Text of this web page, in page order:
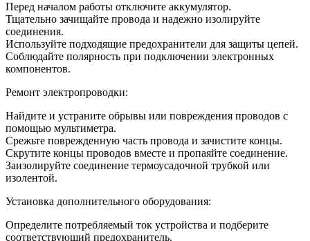
Перед началом работы отключите аккумулятор.
Тщательно зачищайте провода и надежно изолируйте
соединения.
Используйте подходящие предохранители для защиты цепей.
Соблюдайте полярность при подключении электронных
компонентов.
Ремонт электропроводки:
Найдите и устраните обрывы или повреждения проводов с
помощью мультиметра.
Срежьте поврежденную часть провода и зачистите концы.
Скрутите концы проводов вместе и пропаяйте соединение.
Заизолируйте соединение термоусадочной трубкой или
изолентой.
Установка дополнительного оборудования:
Определите потребляемый ток устройства и подберите
соответствующий предохранитель.